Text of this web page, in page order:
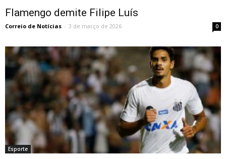
Flamengo demite Filipe Luís
Correio de Notícias - 3 de março de 2026 0
Esporte